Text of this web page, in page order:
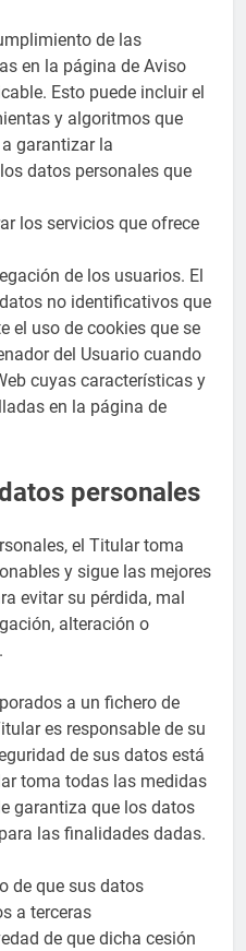
de las
en la página de Aviso
Esto puede incluir el
y algoritmos que
garantizar la
datos personales que
los servicios que ofrece
de los usuarios. El
no identificativos que
el uso de cookies que se
del Usuario cuando
cuyas características y
en la página de
personales
el Titular toma
y sigue las mejores
evitar su pérdida, mal
alteración o
a un fichero de
es responsable de su
de sus datos está
toma todas las medidas
garantiza que los datos
las finalidades dadas.
de que sus datos
a terceras
de que dicha cesión